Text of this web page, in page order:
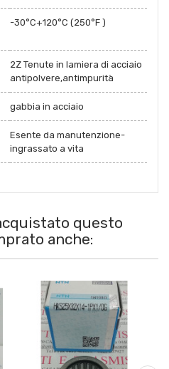
-30°C+120°C (250°F )
2Z Tenute in lamiera di acciaio
antipolvere,antimpurità
gabbia in acciaio
Esente da manutenzione-
ingrassato a vita
questo
anche: